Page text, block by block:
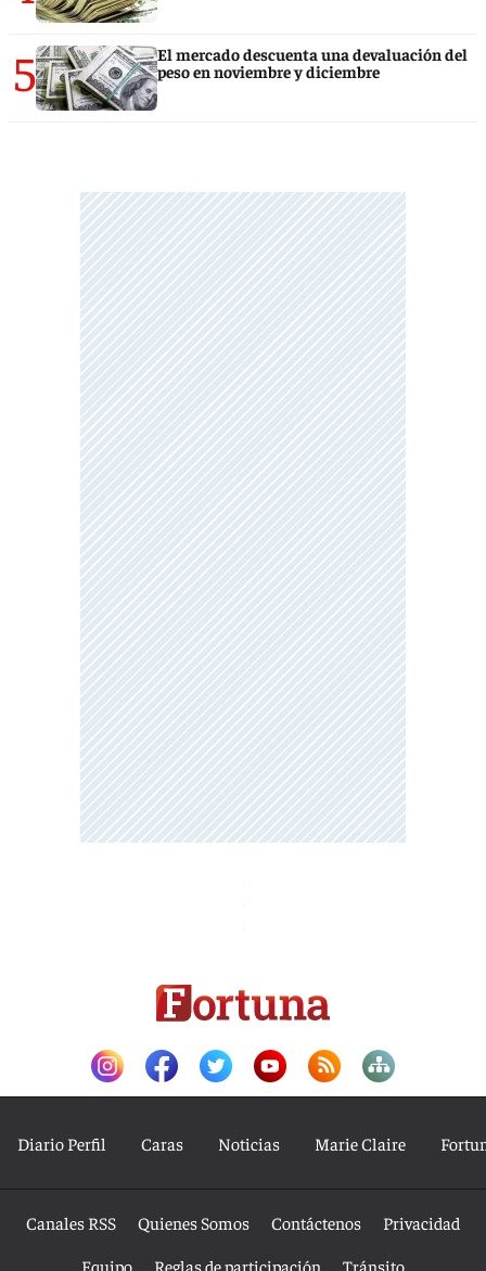
5
El mercado descuenta una devaluación del
peso en noviembre y diciembre
Diario Perfil Caras Noticias Marie Claire
Canales RSS Quienes Somos Contáctenos
Privacidad
Equipo
Reglas de participación Tránsito